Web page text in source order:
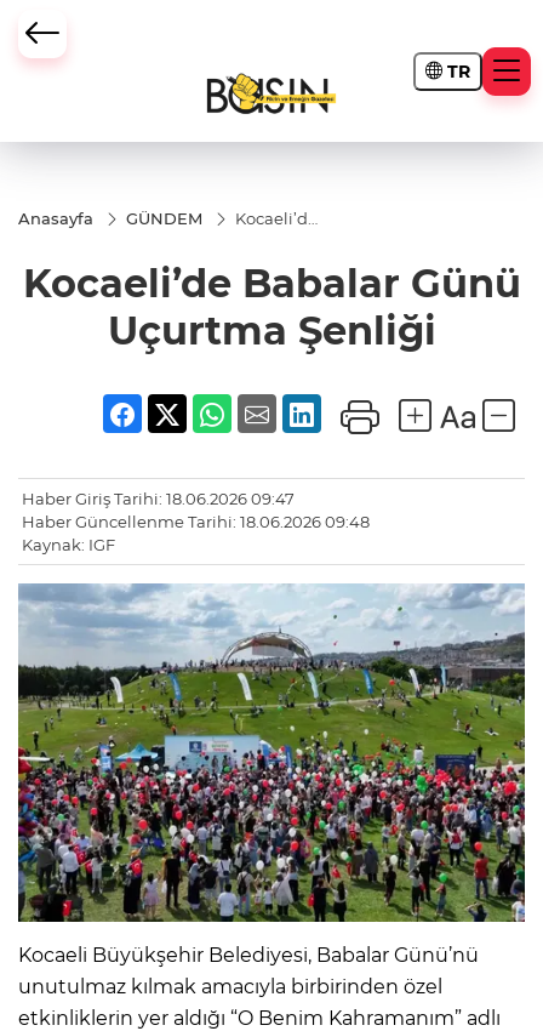
TR
Anasayfa GÜNDEM
Kocaeli’de
Uçurtma
Şenliği
Kocaeli’de Babalar Günü
Uçurtma Şenliği
Haber Giriş Tarihi: 18.06.2026 09:47
Haber Güncellenme Tarihi: 18.06.2026 09:48
Kaynak: IGF
Kocaeli Büyükşehir Belediyesi, Babalar Günü’nü
unutulmaz kılmak amacıyla birbirinden özel
etkinliklerin yer aldığı “O Benim Kahramanım” adlı